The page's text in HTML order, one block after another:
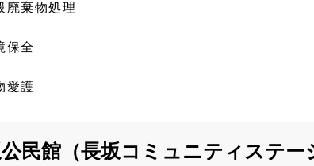
廃棄物処理
保全
愛護
民館（長坂コミュニティステー